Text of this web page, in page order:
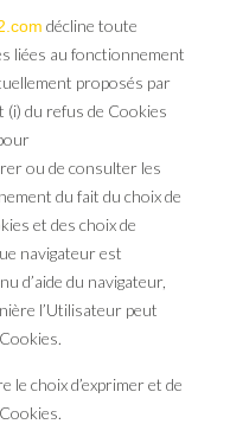
décline toute
liées au fonctionnement
proposés par
(i) du refus de Cookies
ou de consulter les
du fait du choix de
et des choix de
navigateur est
d’aide du navigateur,
l’Utilisateur peut
le choix d’exprimer et de